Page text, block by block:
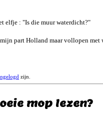
elfje : "Is die muur waterdicht?"
part Holland maar vollopen met
zijn.
mop lezen?